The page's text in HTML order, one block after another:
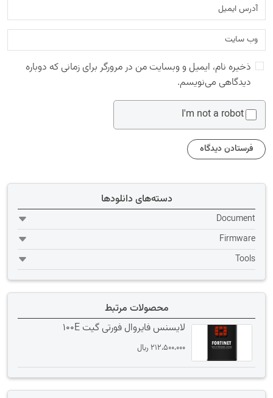
ذخیره نام، ایمیل و وبسایت من در مرورگر برای زمانی که دوباره
دیدگاهی می‌نویسم.
I'm not a robot
دسته‌های دانلودها
Document
Firmware
Tools
محصولات مرتبط
لایسنس فایروال فورتی گیت 100E
212،500،000 ﷼